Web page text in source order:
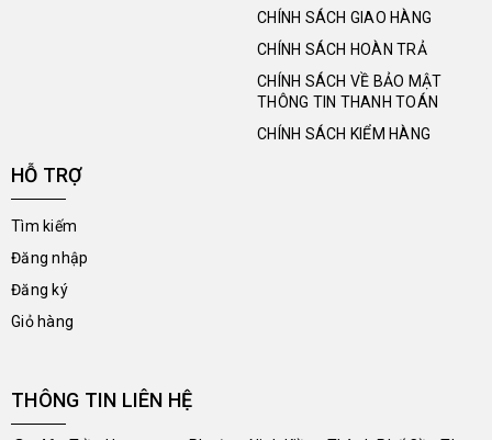
CHÍNH SÁCH GIAO HÀNG
CHÍNH SÁCH HOÀN TRẢ
CHÍNH SÁCH VỀ BẢO MẬT
THÔNG TIN THANH TOÁN
CHÍNH SÁCH KIỂM HÀNG
HỖ TRỢ
Tìm kiếm
Đăng nhập
Đăng ký
Giỏ hàng
THÔNG TIN LIÊN HỆ